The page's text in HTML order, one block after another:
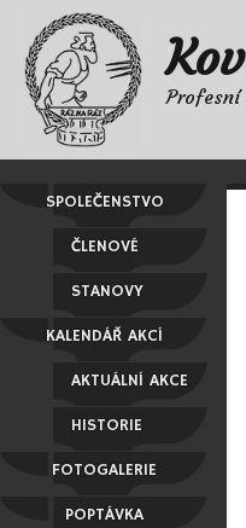
SPOLEČENSTVO
ČLENOVÉ
STANOVY
KALENDÁŘ AKCÍ
AKTUÁLNÍ AKCE
HISTORIE
FOTOGALERIE
POPTÁVKA